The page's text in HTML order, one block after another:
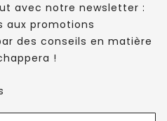
avec notre newsletter :
aux promotions
des conseils en matière
!